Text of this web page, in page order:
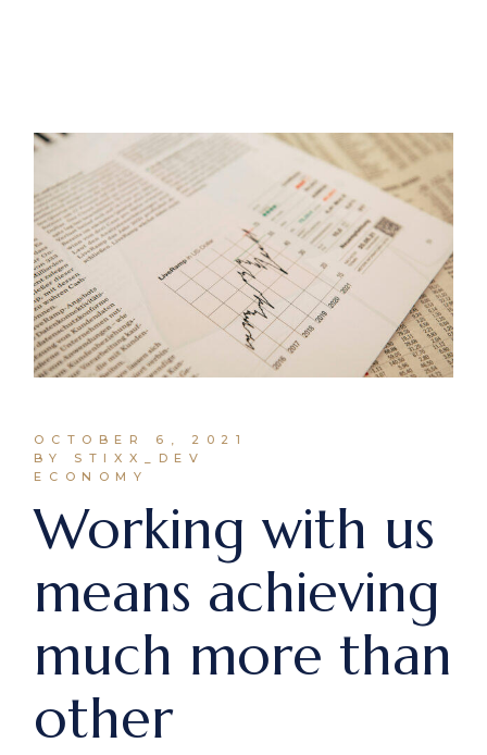
OCTOBER 6, 2021
BY STIXX_DEV
ECONOMY
Working with us
means achieving
much more than
other